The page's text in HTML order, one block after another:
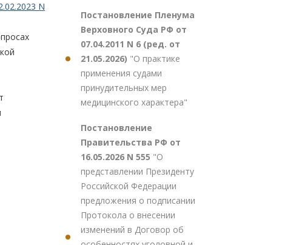
N
Постановление Пленума
Верховного Суда РФ от
07.04.2011 N 6 (ред. от
21.05.2026) "О практике
применения судами
принудительных мер
медицинского характера"
Постановление
Правительства РФ от
16.05.2026 N 555 "О
представлении Президенту
Российской Федерации
предложения о подписании
Протокола о внесении
изменений в Договор об